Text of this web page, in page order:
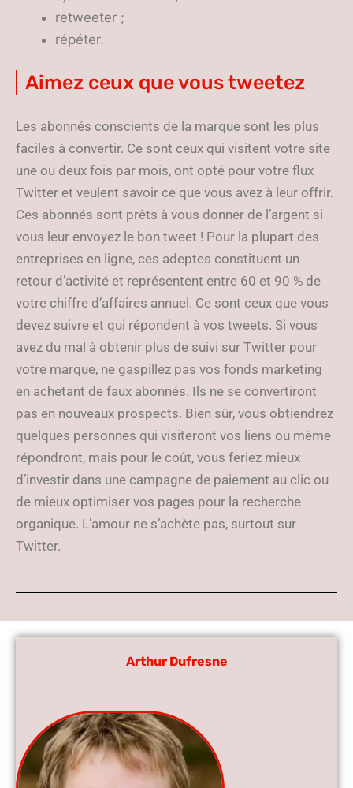
retweeter ;
répéter.
Aimez ceux que vous tweetez
Les abonnés conscients de la marque sont les plus
faciles à convertir. Ce sont ceux qui visitent votre site
une ou deux fois par mois, ont opté pour votre flux
Twitter et veulent savoir ce que vous avez à leur offrir.
Ces abonnés sont prêts à vous donner de l’argent si
vous leur envoyez le bon tweet ! Pour la plupart des
entreprises en ligne, ces adeptes constituent un
retour d’activité et représentent entre 60 et 90 % de
votre chiffre d’affaires annuel. Ce sont ceux que vous
devez suivre et qui répondent à vos tweets. Si vous
avez du mal à obtenir plus de suivi sur Twitter pour
votre marque, ne gaspillez pas vos fonds marketing
en achetant de faux abonnés. Ils ne se convertiront
pas en nouveaux prospects. Bien sûr, vous obtiendrez
quelques personnes qui visiteront vos liens ou même
répondront, mais pour le coût, vous feriez mieux
d’investir dans une campagne de paiement au clic ou
de mieux optimiser vos pages pour la recherche
organique. L’amour ne s’achète pas, surtout sur
Twitter.
Arthur Dufresne